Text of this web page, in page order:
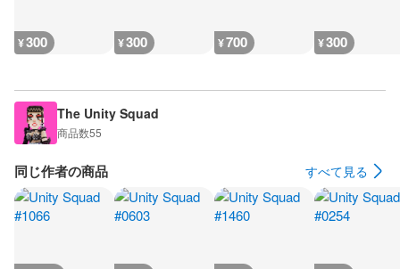
¥300 ¥300 ¥700 ¥300
The Unity Squad
商品数55
同じ作者の商品 すべて見る